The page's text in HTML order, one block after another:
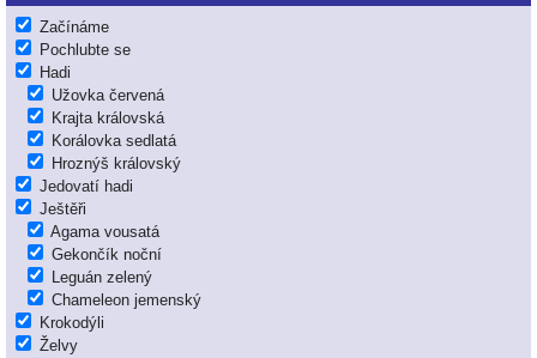
Začínáme
Pochlubte se
Hadi
Užovka červená
Krajta královská
Korálovka sedlatá
Hroznýš královský
Jedovatí hadi
Ještěři
Agama vousatá
Gekončík noční
Leguán zelený
Chameleon jemenský
Krokodýli
Želvy